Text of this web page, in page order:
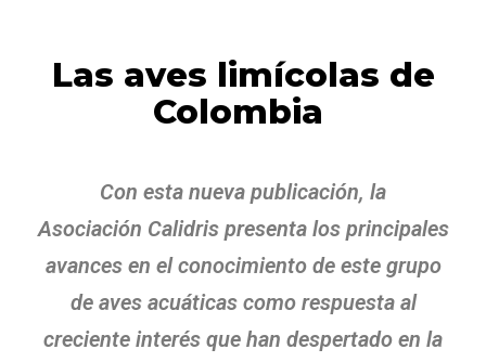
Las aves limícolas de
Colombia
Con esta nueva publicación, la
Asociación Calidris presentalos principales
avances en el conocimiento de este grupo
de aves acuáticas como respuesta al
creciente interés que han despertado en la